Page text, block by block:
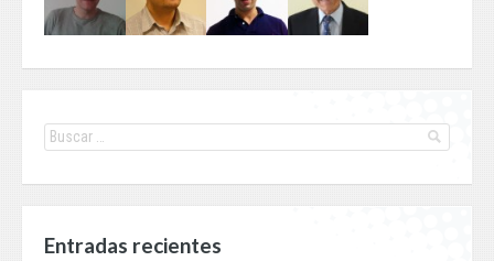
Entradas recientes